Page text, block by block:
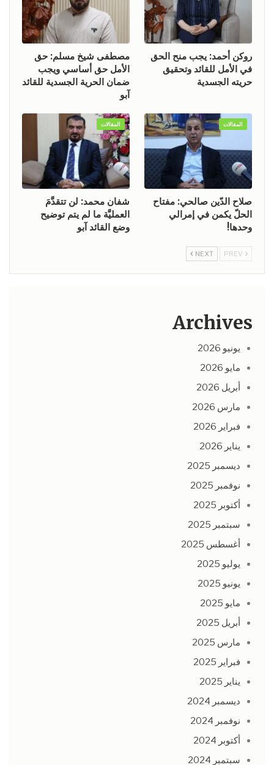
روكن أحمد: يجب منح الحق
في الأمل للقائد وتحقيق
حريته الجسدية
مصطفى شيخ مسلم: حق
الأمل حق أساسي ويجب
ضمان الحرية الجسدية للقائد
آبو
المقالات
صلاح الدّين صالحي: مفتاح
الحلّ يكمن في إمرالي
وحدها!
المقالات
شفان محمد: لن تتقدَّمَ
العمليَّة ما لم يتم توضيح
وضع القائد آبو
NEXT
Archives
يونيو 2026
مايو 2026
أبريل 2026
مارس 2026
فبراير 2026
يناير 2026
ديسمبر 2025
نوفمبر 2025
أكتوبر 2025
سبتمبر 2025
أغسطس 2025
يوليو 2025
يونيو 2025
مايو 2025
أبريل 2025
مارس 2025
فبراير 2025
يناير 2025
ديسمبر 2024
نوفمبر 2024
أكتوبر 2024
سبتمبر 2024